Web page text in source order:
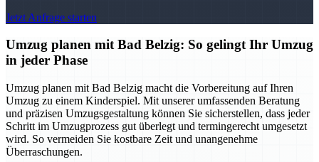
Jetzt Anfrage starten
Umzug planen mit Bad Belzig: So gelingt Ihr Umzug
in jeder Phase
Umzug planen mit Bad Belzig macht die Vorbereitung auf Ihren
Umzug zu einem Kinderspiel. Mit unserer umfassenden Beratung
und präzisen Umzugsgestaltung können Sie sicherstellen, dass jeder
Schritt im Umzugprozess gut überlegt und termingerecht umgesetzt
wird. So vermeiden Sie kostbare Zeit und unangenehme
Überraschungen.